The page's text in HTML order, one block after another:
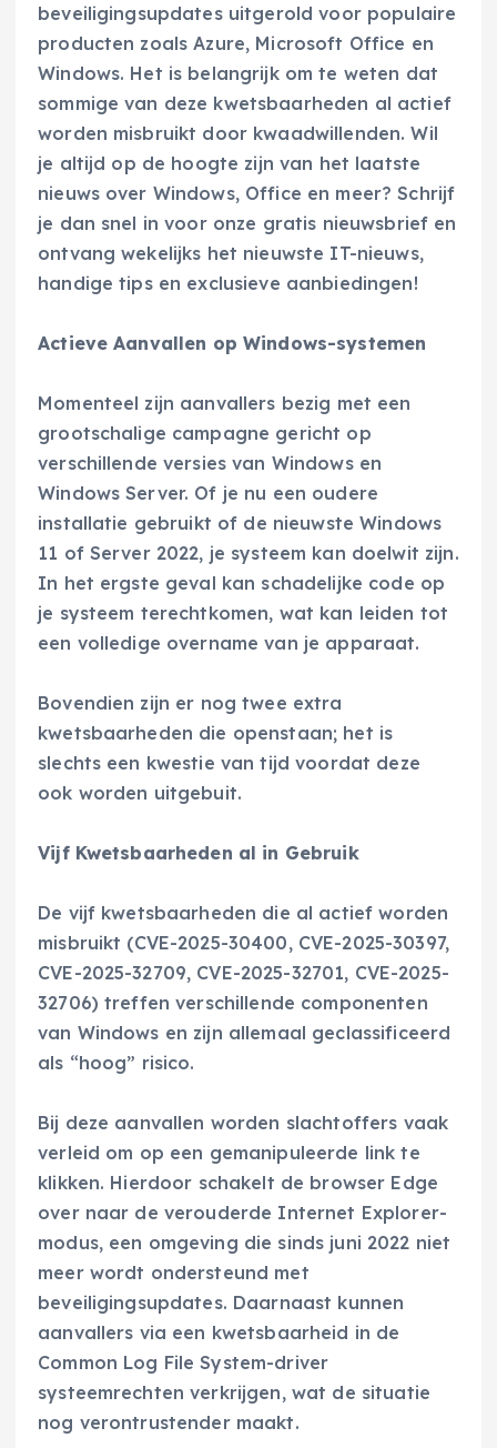
beveiligingsupdates uitgerold voor populaire
producten zoals Azure, Microsoft Office en
Windows. Het is belangrijk om te weten dat
sommige van deze kwetsbaarheden al actief
worden misbruikt door kwaadwillenden. Wil
je altijd op de hoogte zijn van het laatste
nieuws over Windows, Office en meer? Schrijf
je dan snel in voor onze gratis nieuwsbrief en
ontvang wekelijks het nieuwste IT-nieuws,
handige tips en exclusieve aanbiedingen!
Actieve Aanvallen op Windows-systemen
Momenteel zijn aanvallers bezig met een
grootschalige campagne gericht op
verschillende versies van Windows en
Windows Server. Of je nu een oudere
installatie gebruikt of de nieuwste Windows
11 of Server 2022, je systeem kan doelwit zijn.
In het ergste geval kan schadelijke code op
je systeem terechtkomen, wat kan leiden tot
een volledige overname van je apparaat.
Bovendien zijn er nog twee extra
kwetsbaarheden die openstaan; het is
slechts een kwestie van tijd voordat deze
ook worden uitgebuit.
Vijf Kwetsbaarheden al in Gebruik
De vijf kwetsbaarheden die al actief worden
misbruikt (CVE-2025-30400, CVE-2025-30397,
CVE-2025-32709, CVE-2025-32701, CVE-2025-
32706) treffen verschillende componenten
van Windows en zijn allemaal geclassificeerd
als “hoog” risico.
Bij deze aanvallen worden slachtoffers vaak
verleid om op een gemanipuleerde link te
klikken. Hierdoor schakelt de browser Edge
over naar de verouderde Internet Explorer-
modus, een omgeving die sinds juni 2022 niet
meer wordt ondersteund met
beveiligingsupdates. Daarnaast kunnen
aanvallers via een kwetsbaarheid in de
Common Log File System-driver
systeemrechten verkrijgen, wat de situatie
nog verontrustender maakt.